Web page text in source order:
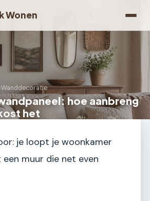
Wonen
›Wanddecoratie
hoe aanbreng
het
je loopt je woonkamer
een muur die net even